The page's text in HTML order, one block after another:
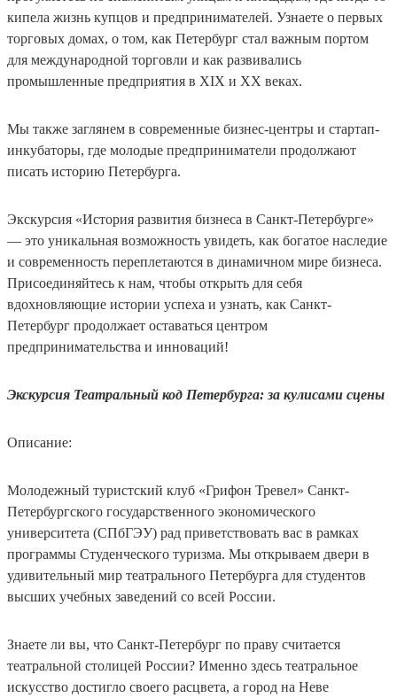
кипела жизнь купцов и предпринимателей. Узнаете о первых
торговых домах, о том, как Петербург стал важным портом
для международной торговли и как развивались
промышленные предприятия в XIX и XX веках.
Мы также заглянем в современные бизнес-центры и стартап-
инкубаторы, где молодые предприниматели продолжают
писать историю Петербурга.
Экскурсия «История развития бизнеса в Санкт-Петербурге»
— это уникальная возможность увидеть, как богатое наследие
и современность переплетаются в динамичном мире бизнеса.
Присоединяйтесь к нам, чтобы открыть для себя
вдохновляющие истории успеха и узнать, как Санкт-
Петербург продолжает оставаться центром
предпринимательства и инноваций!
Экскурсия Театральный код Петербурга: за кулисами сцены
Описание:
Молодежный туристский клуб «Грифон Тревел» Санкт-
Петербургского государственного экономического
университета (СПбГЭУ) рад приветствовать вас в рамках
программы Студенческого туризма. Мы открываем двери в
удивительный мир театрального Петербурга для студентов
высших учебных заведений со всей России.
Знаете ли вы, что Санкт-Петербург по праву считается
театральной столицей России? Именно здесь театральное
искусство достигло своего расцвета, а город на Неве